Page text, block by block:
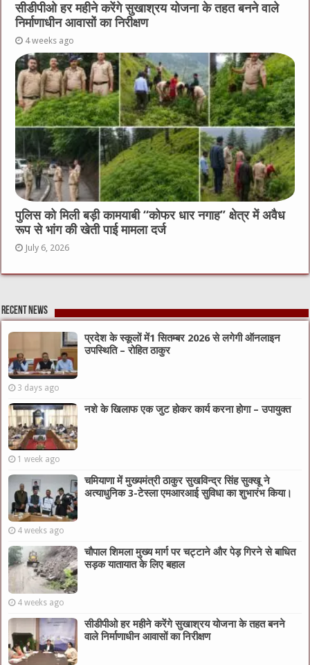
सीडीपीओ हर महीने करेंगे सुखाश्रय योजना के तहत बनने वाले
निर्माणाधीन आवासों का निरीक्षण
4 weeks ago
पुलिस को मिली बड़ी कामयाबी “कोफर धार नगाह” क्षेत्र में अवैध
रूप से भांग की खेती पाई मामला दर्ज
July 6, 2026
Recent News
प्रदेश के स्कूलों में1 सितम्बर 2026 से लगेगी ऑनलाइन
उपस्थिति – रोहित ठाकुर
3 days ago
नशे के खिलाफ एक जुट होकर कार्य करना होगा – उपायुक्त
1 week ago
चमियाणा में मुख्यमंत्री ठाकुर सुखविन्द्र सिंह सुक्खू ने
अत्याधुनिक 3-टेस्ला एमआरआई सुविधा का शुभारंभ किया।
4 weeks ago
चौपाल शिमला मुख्य मार्ग पर चट्टाने और पेड़ गिरने से बाधित
सड़क यातायात के लिए बहाल
4 weeks ago
सीडीपीओ हर महीने करेंगे सुखाश्रय योजना के तहत बनने
वाले निर्माणाधीन आवासों का निरीक्षण